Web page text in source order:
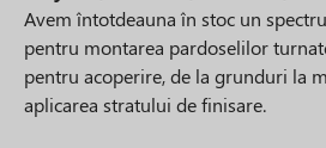
Avem întotdeauna în stoc un
pentru montarea pardoselilor
pentru acoperire, de la grunduri la
aplicarea stratului de finisare.